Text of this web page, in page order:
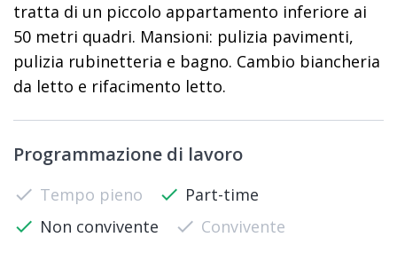
tratta di un piccolo appartamento inferiore ai
50 metri quadri. Mansioni: pulizia pavimenti,
pulizia rubinetteria e bagno. Cambio biancheria
da letto e rifacimento letto.
Programmazione di lavoro
check Tempo pieno check Part-time
check Non convivente check Convivente